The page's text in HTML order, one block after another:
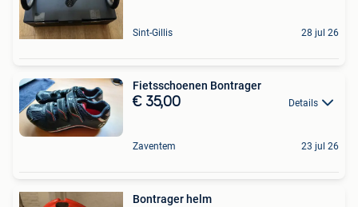
Sint-Gillis 28 jul 26
Fietsschoenen Bontrager
€ 35,00 Details
Zaventem 23 jul 26
Bontrager helm